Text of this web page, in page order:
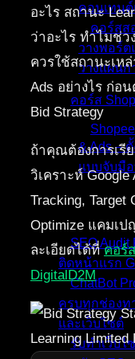
คอนเทน
คอร์สส
วางพอร์
วางแผนก
คอร์ส
& Ads –
แบบจับมื
บริการของเรา
SEO Audit
ติดหน้าแรก
ChatBot
ครบทุกช่องท
และเว็บไซต์
รับทำเว็บ
อะไร สถานะ
ว่าอะไร ทำไมช่ว
ควรใช้สถานะเห
Ads อย่างไร ก่อ
Bid Strategy
ถ้าคุณต้องการเรี
วิเคราะห์ Google
Tracking, Target
Optimize แคมเป
ละเอียดได้ที่คอร์
DigitalD2M